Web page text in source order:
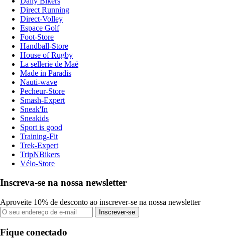
Direct Running
Direct-Volley
Espace Golf
Foot-Store
Handball-Store
House of Rugby
La sellerie de Maé
Made in Paradis
Nauti-wave
Pecheur-Store
Smash-Expert
Sneak'In
Sneakids
Sport is good
Training-Fit
Trek-Expert
TripNBikers
Vélo-Store
Inscreva-se na nossa newsletter
Aproveite 10% de desconto ao inscrever-se na nossa newsletter
Inscrever-se
Fique conectado